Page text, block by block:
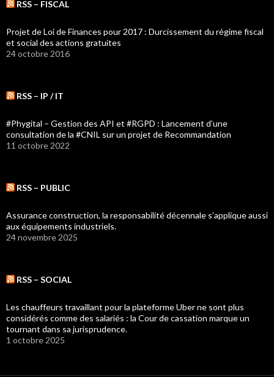
RSS – FISCAL
Projet de Loi de Finances pour 2017 : Durcissement du régime fiscal
et social des actions gratuites
24 octobre 2016
RSS – IP / IT
#Phygital – Gestion des API et #RGPD : Lancement d’une
consultation de la #CNIL sur un projet de Recommandation
11 octobre 2022
RSS – PUBLIC
Assurance construction, la responsabilité décennale s’applique aussi
aux équipements industriels.
24 novembre 2025
RSS – SOCIAL
Les chauffeurs travaillant pour la plateforme Uber ne sont plus
considérés comme des salariés : la Cour de cassation marque un
tournant dans sa jurisprudence.
1 octobre 2025